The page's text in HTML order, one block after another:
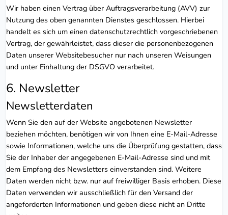
Wir haben einen Vertrag über Auftragsverarbeitung (AVV) zur
Nutzung des oben genannten Dienstes geschlossen. Hierbei
handelt es sich um einen datenschutzrechtlich vorgeschriebenen
Vertrag, der gewährleistet, dass dieser die personenbezogenen
Daten unserer Websitebesucher nur nach unseren Weisungen
und unter Einhaltung der DSGVO verarbeitet.
6. Newsletter
Newsletter­daten
Wenn Sie den auf der Website angebotenen Newsletter
beziehen möchten, benötigen wir von Ihnen eine E-Mail-Adresse
sowie Informationen, welche uns die Überprüfung gestatten, dass
Sie der Inhaber der angegebenen E-Mail-Adresse sind und mit
dem Empfang des Newsletters einverstanden sind. Weitere
Daten werden nicht bzw. nur auf freiwilliger Basis erhoben. Diese
Daten verwenden wir ausschließlich für den Versand der
angeforderten Informationen und geben diese nicht an Dritte